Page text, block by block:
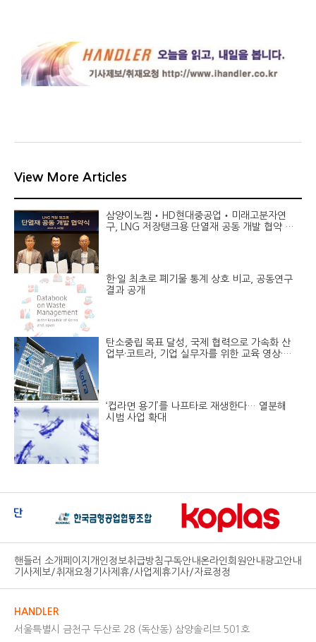
View More Articles
삼양이노켐‧HD현대중공업‧미래고분자연
구, LNG 저장탱크용 단열재 공동 개발 협약 체
한·일 최초로 폐기물 통계 상호 비교, 공동연구
결과 공개
탄소중립 목표 달성, 국제 협력으로 가속화 산
업부·코트라, 기업 실무자를 위한 교육 영상·매
‘컵라면 용기’를 나프타로 재생한다… 열분해
시범 사업 확대
핸들러 소개페이지 개인정보취급방침구독안내온라인회원안내광고안내
기사제보/취재요청 기사제휴/사업제휴기사/자료정정
HANDLER
서울특별시 금천구 두산로 28 (독산동) 삼양솔리브 501호